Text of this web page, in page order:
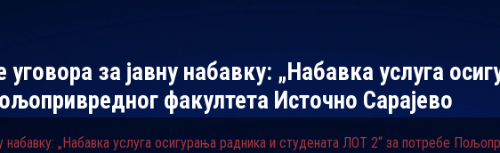
уговора за јавну набавку: „Набавка услуга
факултета Источно Сарајево
набавку: „Набавка услуга осигурања радника и студената ЛОТ 2“ за потребе